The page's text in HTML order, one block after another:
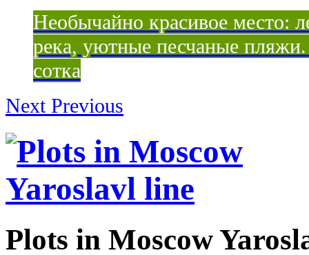
Необычайно красивое место:
река, уютные песчаные
сотка
Next Previous
Plots in Moscow